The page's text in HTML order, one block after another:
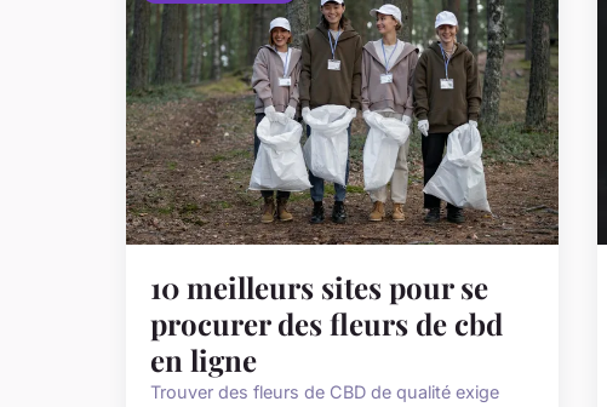
10 meilleurs sites pour se
procurer des fleurs de cbd
en ligne
Trouver des fleurs de CBD de qualité exige